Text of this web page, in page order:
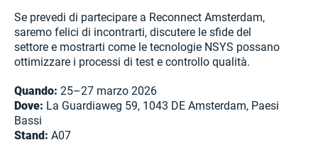
Se prevedi di partecipare a Reconnect Amsterdam,
saremo felici di incontrarti, discutere le sfide del
settore e mostrarti come le tecnologie NSYS possano
ottimizzare i processi di test e controllo qualità.
Quando: 25–27 marzo 2026
Dove: La Guardiaweg 59, 1043 DE Amsterdam, Paesi
Bassi
Stand: A07